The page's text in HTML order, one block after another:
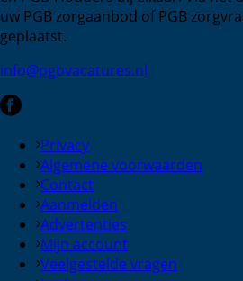
uw PGB zorgaanbod of PGB
geplaatst.
info@pgbvacatures.nl
Privacy
Algemene voorwaarden
Contact
Aanmelden
Advertenties
Mijn account
Veelgestelde vragen